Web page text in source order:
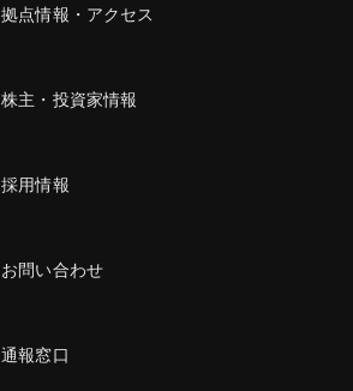
拠点情報・アクセス
株主・投資家情報
採用情報
お問い合わせ
通報窓口